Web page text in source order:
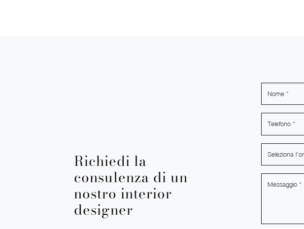
Richiedi la
consulenza di un
nostro interior
designer